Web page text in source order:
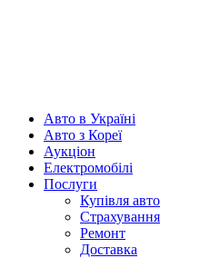
Авто в Україні
Авто з Кореї
Аукціон
Електромобілі
Послуги
Купівля авто
Страхування
Ремонт
Доставка